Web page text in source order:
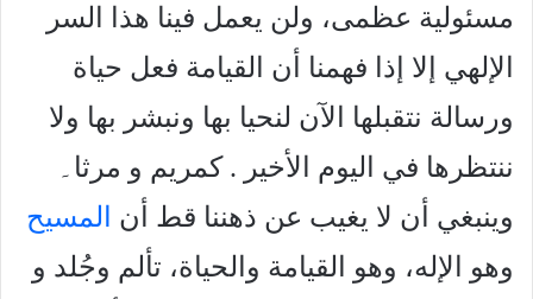
مسئولية عظمى، ولن يعمل فينا هذا السر
الإلهي إلا إذا فهمنا أن القيامة فعل حياة
ورسالة نتقبلها الآن لنحيا بها ونبشر بها ولا
ننتظرها في اليوم الأخير . کمريم و مرثا۔
وينبغي أن لا يغيب عن ذهننا قط أن
المسيح
وهو الإله، وهو القيامة والحياة، تألم وجُلد و